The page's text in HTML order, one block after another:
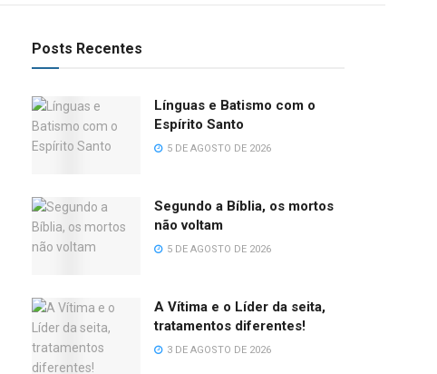
Posts Recentes
Línguas e Batismo com o
Espírito Santo
5 DE AGOSTO DE 2026
Segundo a Bíblia, os mortos
não voltam
5 DE AGOSTO DE 2026
A Vítima e o Líder da seita,
tratamentos diferentes!
3 DE AGOSTO DE 2026